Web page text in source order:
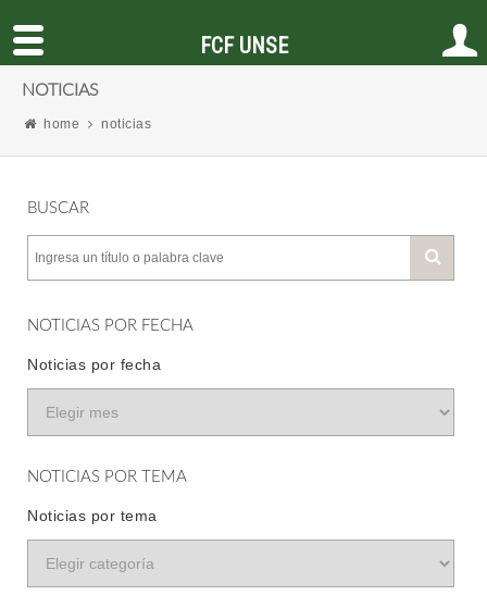
NOTICIAS
home noticias
BUSCAR
NOTICIAS POR FECHA
Noticias por fecha
NOTICIAS POR TEMA
Noticias por tema
FCF UNSE